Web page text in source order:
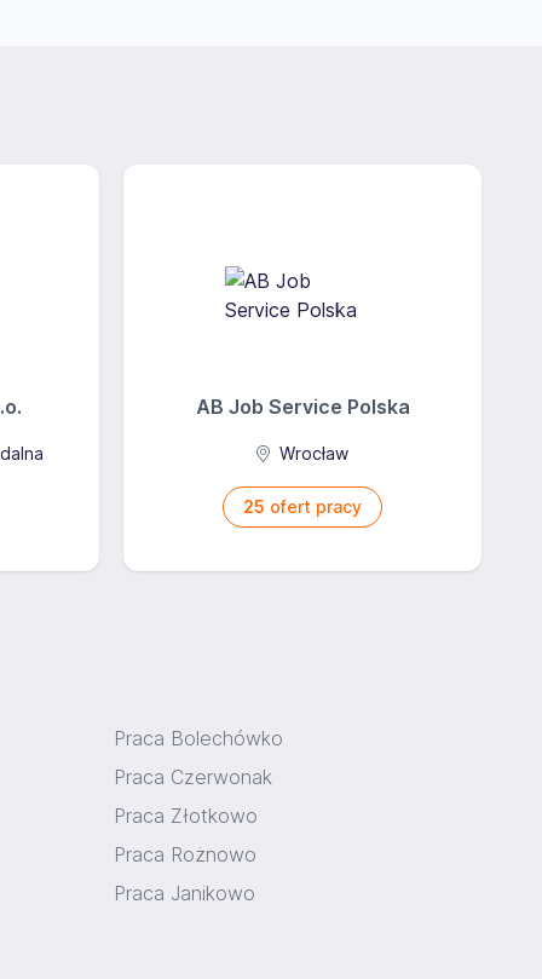
AB Job Service Polska
Wrocław
25 ofert pracy
Praca Bolechówko
Praca Czerwonak
Praca Złotkowo
Praca Rożnowo
Praca Janikowo